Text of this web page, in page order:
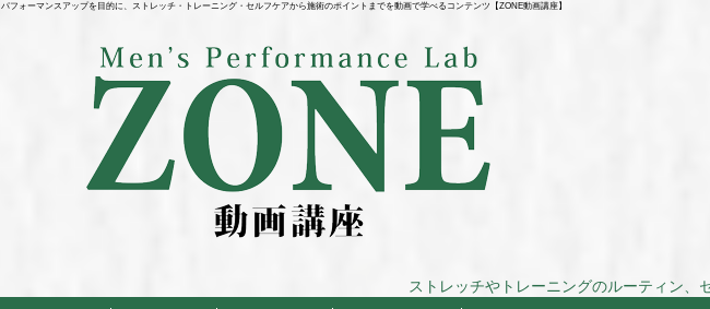
パフォーマンスアップを目的に、ストレッチ・トレーニング・セルフケアから施術のポイントまでを動画で学べるコンテンツ【ZONE動画講座】
ストレッチやトレーニングのルーティン、セ